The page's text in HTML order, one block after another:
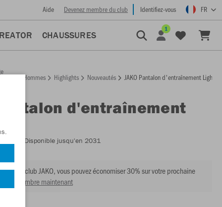
Aide Devenez membre du club Identifiez-vous FR
CHAUSSURES
1
Hommes Highlights Nouveautés JAKO Pantalon d'entraînement Light
Pantalon d'entraînement
- Disponible jusqu'en 2031
du club JAKO, vous pouvez économiser 30% sur votre prochaine
membre maintenant